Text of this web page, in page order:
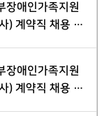
애인가족지원
) 계약직 채용 최
애인가족지원
) 계약직 채용 서